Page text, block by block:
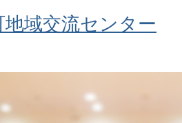
地域交流センター